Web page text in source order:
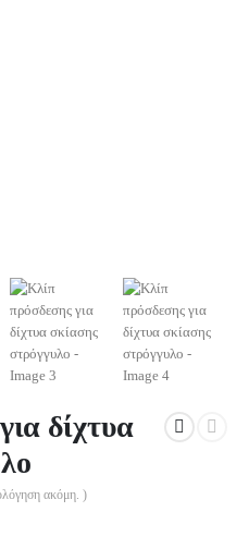
δίχτυα
ακόμη. )